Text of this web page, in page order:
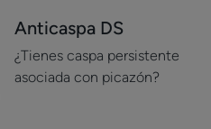
Descubrir
Anticaspa
DS
Anticaspa DS
¿Tienes caspa persistente
asociada con picazón?